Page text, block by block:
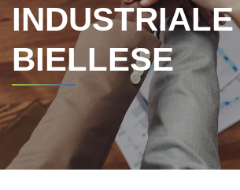
INDUSTRIALE
BIELLESE